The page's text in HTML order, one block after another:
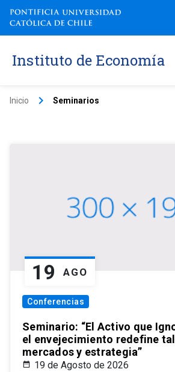
Instituto de Economía
Inicio keyboard_arrow_right Seminarios
19 AGO
Conferencias
Seminario: “El Activo que
el envejecimiento redefine
mercados y estrategia”
19 de Agosto de 2026